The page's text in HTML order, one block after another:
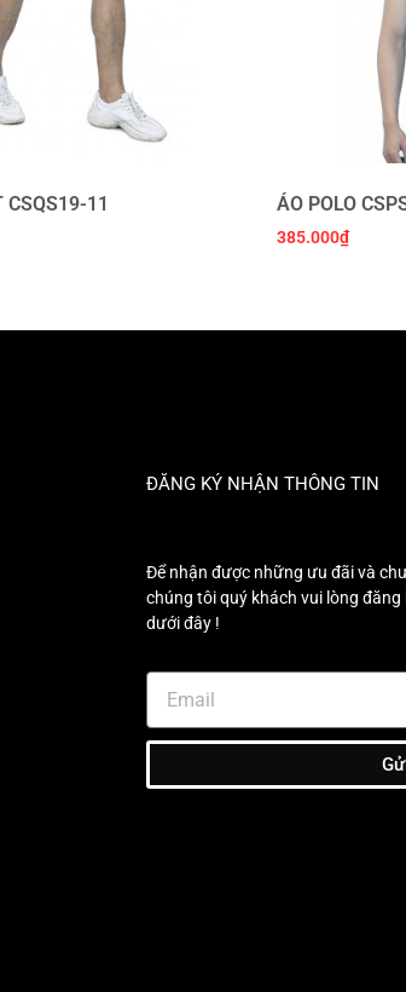
CSQS19-11 ÁO POLO
385.000₫
ĐĂNG KÝ NHẬN THÔNG TIN
Để nhận được những ưu đãi và
chúng tôi quý khách vui lòng
dưới đây !